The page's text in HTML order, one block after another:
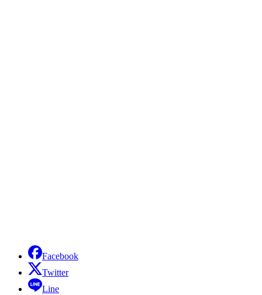
Facebook
Twitter
Line